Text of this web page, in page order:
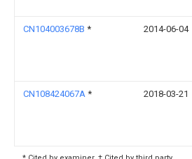
CN104003678B * 2014-06-04
CN108424067A * 2018-03-21